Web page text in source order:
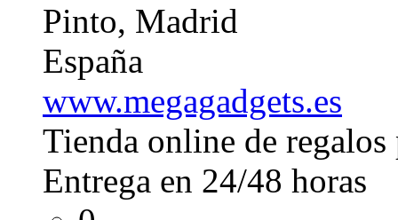
Pinto, Madrid
España
www.megagadgets.es
Tienda online de
Entrega en 24/48 horas